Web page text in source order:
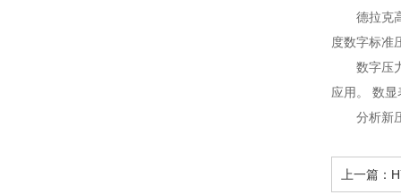
德拉克
度数字标准
数字压
应用。 数
分析新
上一篇：